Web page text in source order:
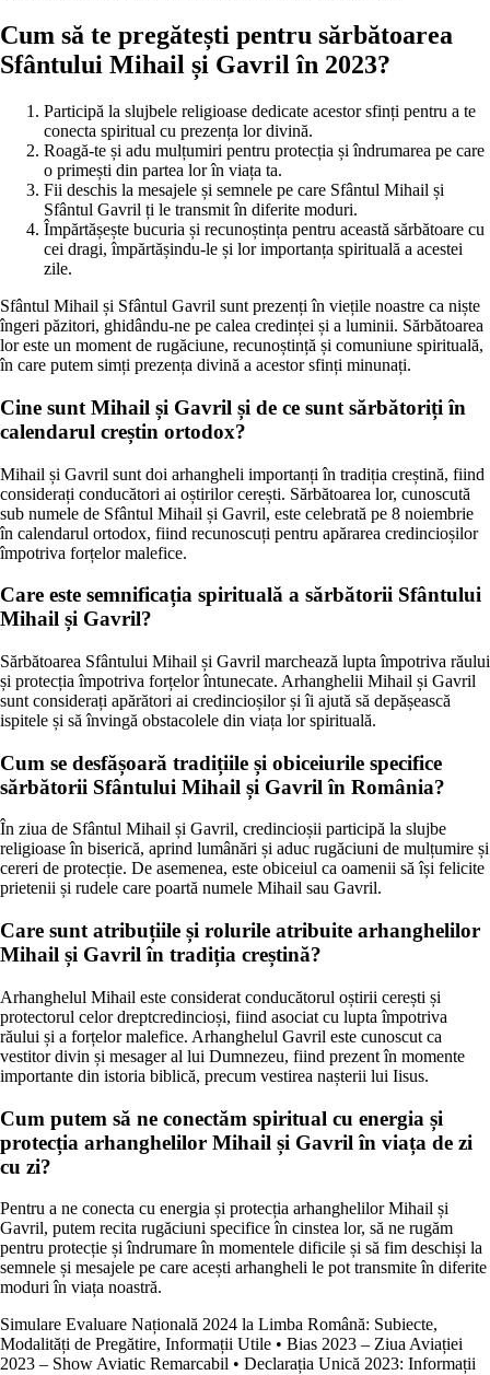
Cum să te pregătești pentru sărbătoarea
Sfântului Mihail și Gavril în 2023?
Participă la slujbele religioase dedicate acestor sfinți pentru a te
conecta spiritual cu prezența lor divină.
Roagă-te și adu mulțumiri pentru protecția și îndrumarea pe care
o primești din partea lor în viața ta.
Fii deschis la mesajele și semnele pe care Sfântul Mihail și
Sfântul Gavril ți le transmit în diferite moduri.
Împărtășește bucuria și recunoștința pentru această sărbătoare cu
cei dragi, împărtășindu-le și lor importanța spirituală a acestei
zile.
Sfântul Mihail și Sfântul Gavril sunt prezenți în viețile noastre ca niște
îngeri păzitori, ghidându-ne pe calea credinței și a luminii. Sărbătoarea
lor este un moment de rugăciune, recunoștință și comuniune spirituală,
în care putem simți prezența divină a acestor sfinți minunați.
Cine sunt Mihail și Gavril și de ce sunt sărbătoriți în
calendarul creștin ortodox?
Mihail și Gavril sunt doi arhangheli importanți în tradiția creștină, fiind
considerați conducători ai oștirilor cerești. Sărbătoarea lor, cunoscută
sub numele de Sfântul Mihail și Gavril, este celebrată pe 8 noiembrie
în calendarul ortodox, fiind recunoscuți pentru apărarea credincioșilor
împotriva forțelor malefice.
Care este semnificația spirituală a sărbătorii Sfântului
Mihail și Gavril?
Sărbătoarea Sfântului Mihail și Gavril marchează lupta împotriva răului
și protecția împotriva forțelor întunecate. Arhanghelii Mihail și Gavril
sunt considerați apărători ai credincioșilor și îi ajută să depășească
ispitele și să învingă obstacolele din viața lor spirituală.
Cum se desfășoară tradițiile și obiceiurile specifice
sărbătorii Sfântului Mihail și Gavril în România?
În ziua de Sfântul Mihail și Gavril, credincioșii participă la slujbe
religioase în biserică, aprind lumânări și aduc rugăciuni de mulțumire și
cereri de protecție. De asemenea, este obiceiul ca oamenii să își felicite
prietenii și rudele care poartă numele Mihail sau Gavril.
Care sunt atribuțiile și rolurile atribuite arhanghelilor
Mihail și Gavril în tradiția creștină?
Arhanghelul Mihail este considerat conducătorul oștirii cerești și
protectorul celor dreptcredincioși, fiind asociat cu lupta împotriva
răului și a forțelor malefice. Arhanghelul Gavril este cunoscut ca
vestitor divin și mesager al lui Dumnezeu, fiind prezent în momente
importante din istoria biblică, precum vestirea nașterii lui Iisus.
Cum putem să ne conectăm spiritual cu energia și
protecția arhanghelilor Mihail și Gavril în viața de zi
cu zi?
Pentru a ne conecta cu energia și protecția arhanghelilor Mihail și
Gavril, putem recita rugăciuni specifice în cinstea lor, să ne rugăm
pentru protecție și îndrumare în momentele dificile și să fim deschiși la
semnele și mesajele pe care acești arhangheli le pot transmite în diferite
moduri în viața noastră.
Simulare Evaluare Națională 2024 la Limba Română: Subiecte,
Modalități de Pregătire, Informații Utile • Bias 2023 – Ziua Aviației
2023 – Show Aviatic Remarcabil • Declarația Unică 2023: Informații